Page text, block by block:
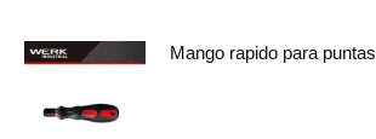
Mango rapido para puntas